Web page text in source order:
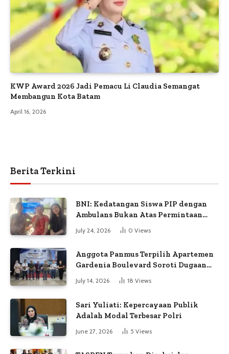
KWP Award 2026 Jadi Pemacu Li Claudia Semangat
Membangun Kota Batam
April 16, 2026
Berita Terkini
BNI: Kedatangan Siswa PIP dengan
Ambulans Bukan Atas Permintaan
July 24, 2026 0 Views
Anggota Panmus Terpilih Apartemen
Gardenia Boulevard Soroti Dugaan
Kejanggalan Voting
July 14, 2026 18 Views
Sari Yuliati: Kepercayaan Publik
Adalah Modal Terbesar Polri
June 27, 2026 5 Views